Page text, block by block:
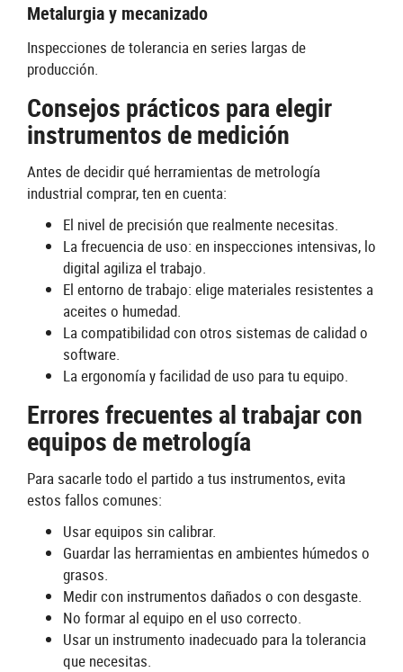
Metalurgia y mecanizado
Inspecciones de tolerancia en series largas de
producción.
Consejos prácticos para elegir
instrumentos de medición
Antes de decidir qué herramientas de metrología
industrial comprar, ten en cuenta:
El nivel de precisión que realmente necesitas.
La frecuencia de uso: en inspecciones intensivas, lo
digital agiliza el trabajo.
El entorno de trabajo: elige materiales resistentes a
aceites o humedad.
La compatibilidad con otros sistemas de calidad o
software.
La ergonomía y facilidad de uso para tu equipo.
Errores frecuentes al trabajar con
equipos de metrología
Para sacarle todo el partido a tus instrumentos, evita
estos fallos comunes:
Usar equipos sin calibrar.
Guardar las herramientas en ambientes húmedos o
grasos.
Medir con instrumentos dañados o con desgaste.
No formar al equipo en el uso correcto.
Usar un instrumento inadecuado para la tolerancia
que necesitas.